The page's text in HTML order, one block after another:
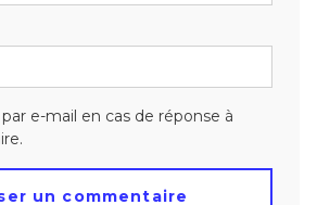
e-mail en cas de réponse à